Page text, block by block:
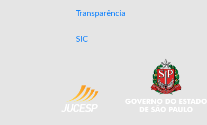
Transparência
SIC